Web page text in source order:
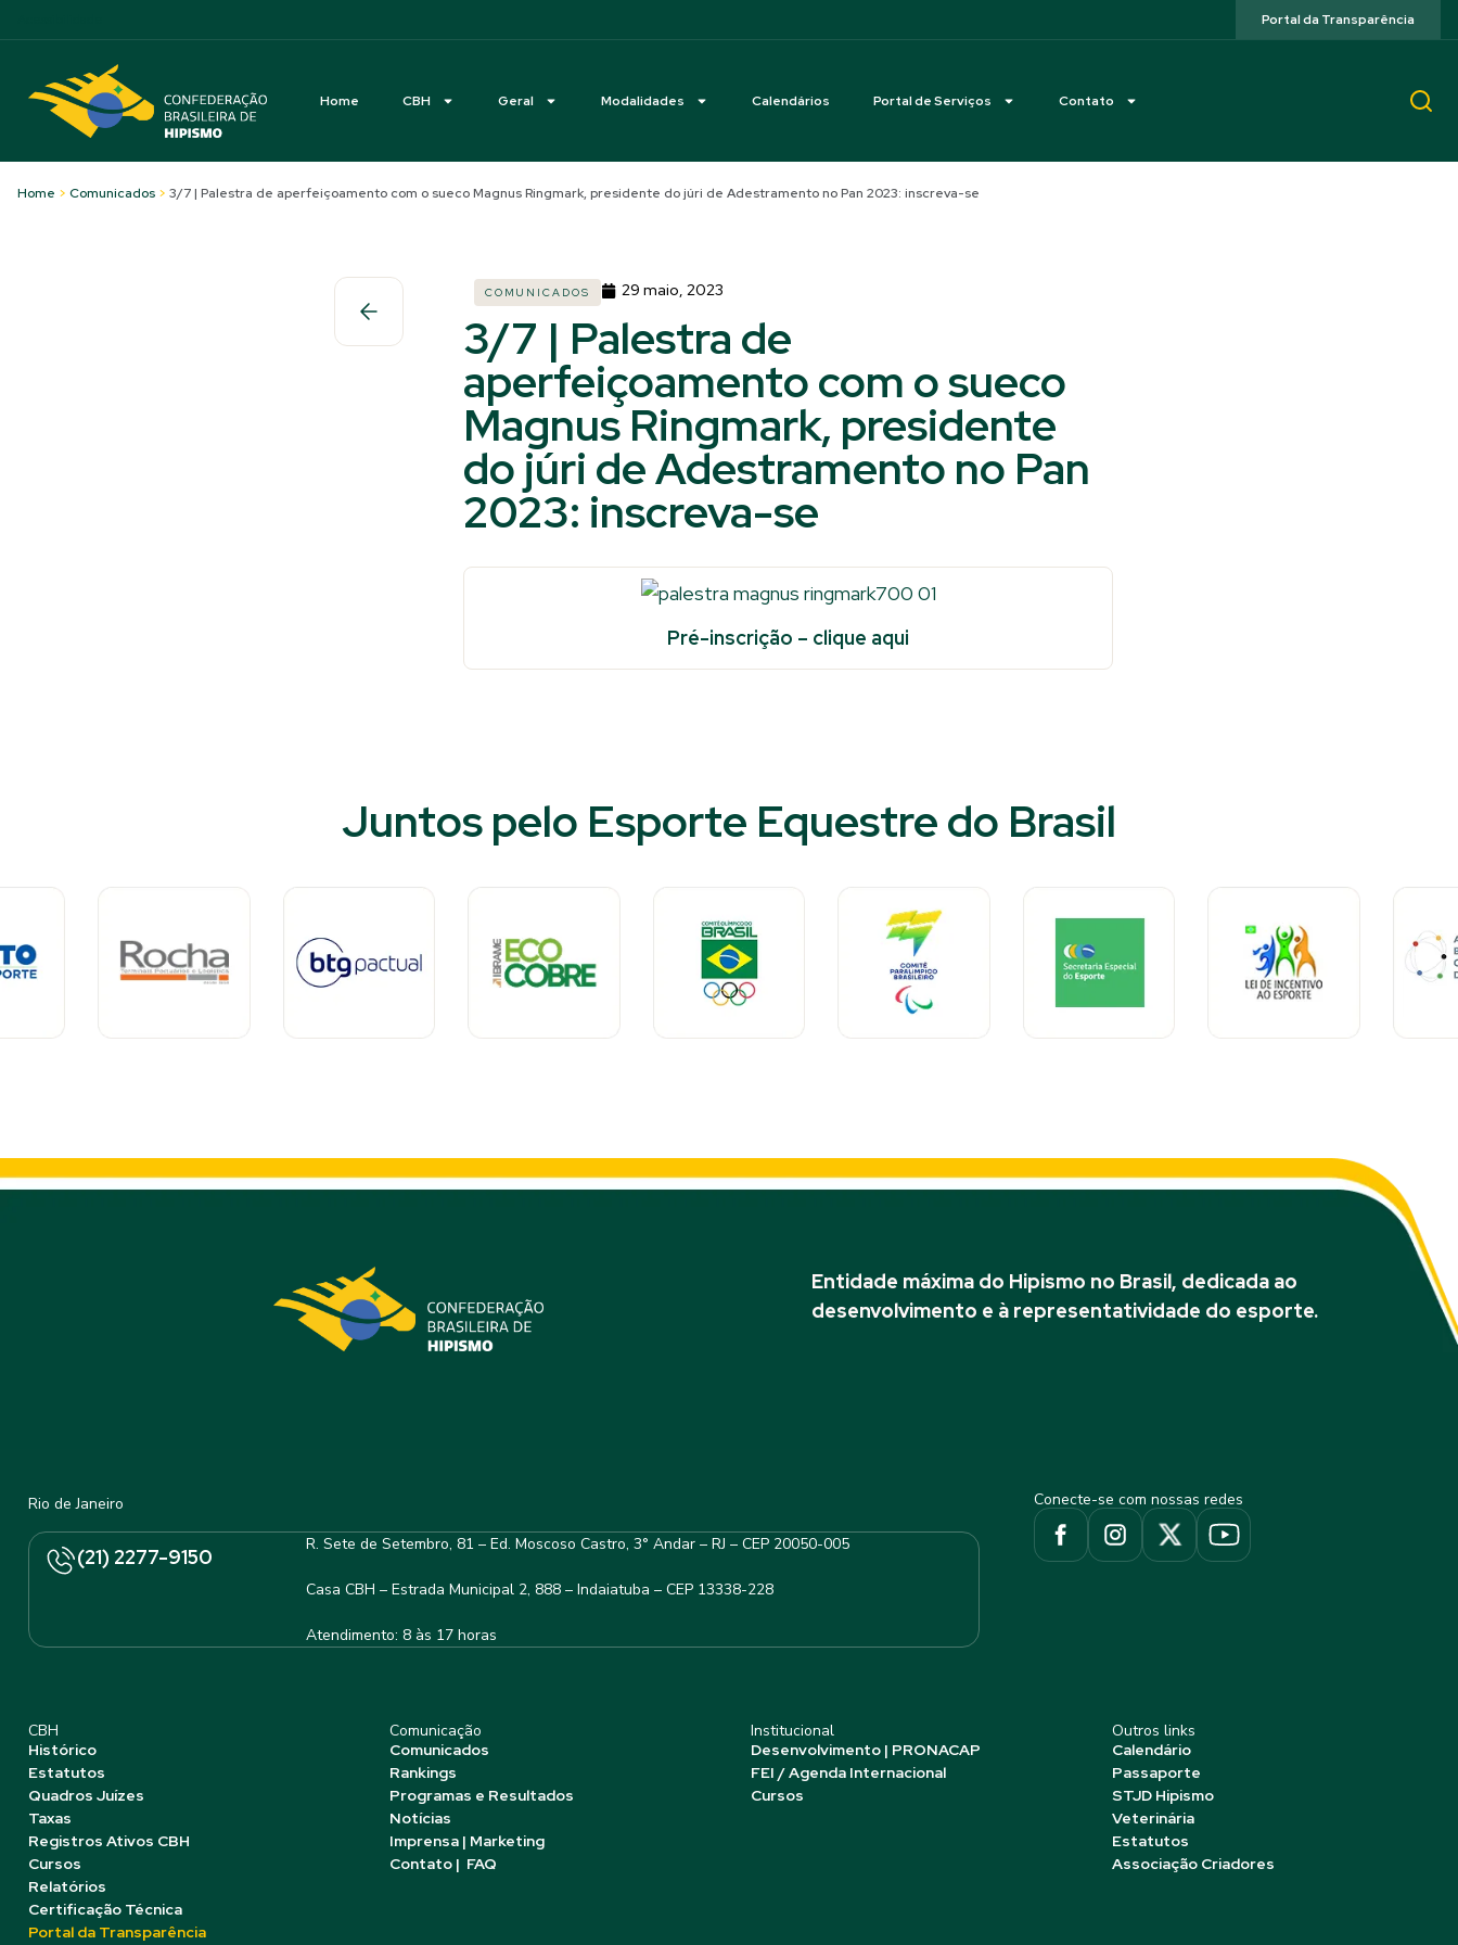
Portal da Transparência
Home CBH Geral Modalidades Calendários Portal de Serviços Contato
Home > Comunicados > 3/7 | Palestra de aperfeiçoamento com o sueco Magnus Ringmark, presidente do júri de Adestramento no Pan 2023: inscreva-se
COMUNICADOS 29 maio, 2023
3/7 | Palestra de
aperfeiçoamento com o sueco
Magnus Ringmark, presidente
do júri de Adestramento no Pan
2023: inscreva-se
Pré-inscrição – clique aqui
Juntos pelo Esporte Equestre do Brasil
Entidade máxima do Hipismo no Brasil, dedicada ao
desenvolvimento e à representatividade do esporte.
Rio de Janeiro
(21) 2277-9150
R. Sete de Setembro, 81 – Ed. Moscoso Castro, 3° Andar – RJ – CEP 20050-005
Casa CBH – Estrada Municipal 2, 888 – Indaiatuba – CEP 13338-228
Atendimento: 8 às 17 horas
Conecte-se com nossas redes
CBH
Histórico
Estatutos
Quadros Juízes
Taxas
Registros Ativos CBH
Cursos
Relatórios
Certificação Técnica
Portal da Transparência
Comunicação
Comunicados
Rankings
Programas e Resultados
Notícias
Imprensa | Marketing
Contato | FAQ
Institucional
Desenvolvimento | PRONACAP
FEI / Agenda Internacional
Cursos
Outros links
Calendário
Passaporte
STJD Hipismo
Veterinária
Estatutos
Associação Criadores